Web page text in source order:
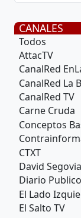
CANALES
Todos
AttacTV
CanalRed
CanalRed La
CanalRed TV
Carne Cruda
Conceptos
CTXT
David Segovia
Diario Publico
El Lado
El Salto TV